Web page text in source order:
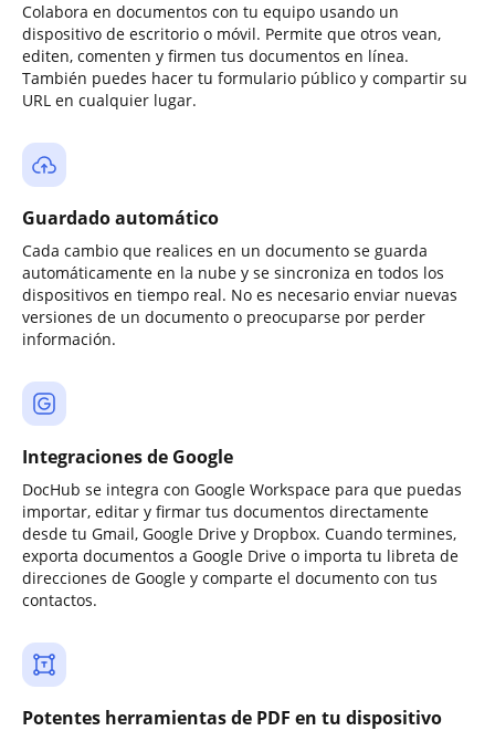
Colabora en documentos con tu equipo usando un
dispositivo de escritorio o móvil. Permite que otros vean,
editen, comenten y firmen tus documentos en línea.
También puedes hacer tu formulario público y compartir su
URL en cualquier lugar.
Guardado automático
Cada cambio que realices en un documento se guarda
automáticamente en la nube y se sincroniza en todos los
dispositivos en tiempo real. No es necesario enviar nuevas
versiones de un documento o preocuparse por perder
información.
Integraciones de Google
DocHub se integra con Google Workspace para que puedas
importar, editar y firmar tus documentos directamente
desde tu Gmail, Google Drive y Dropbox. Cuando termines,
exporta documentos a Google Drive o importa tu libreta de
direcciones de Google y comparte el documento con tus
contactos.
Potentes herramientas de PDF en tu dispositivo